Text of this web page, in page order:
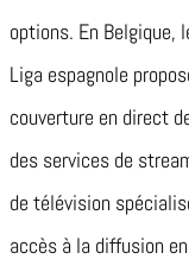
options. En Belgique,
Liga espagnole
couverture en direct
des services de
de télévision
accès à la diffusion